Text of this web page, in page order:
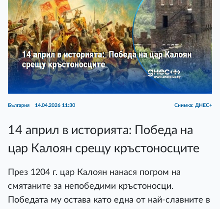
България 14.04.2026 11:30 Снимка: ДНЕС+
14 април в историята: Победа на
цар Калоян срещу кръстоносците
През 1204 г. цар Калоян нанася погром на
смятаните за непобедими кръстоносци.
Победата му остава като една от най-славните в